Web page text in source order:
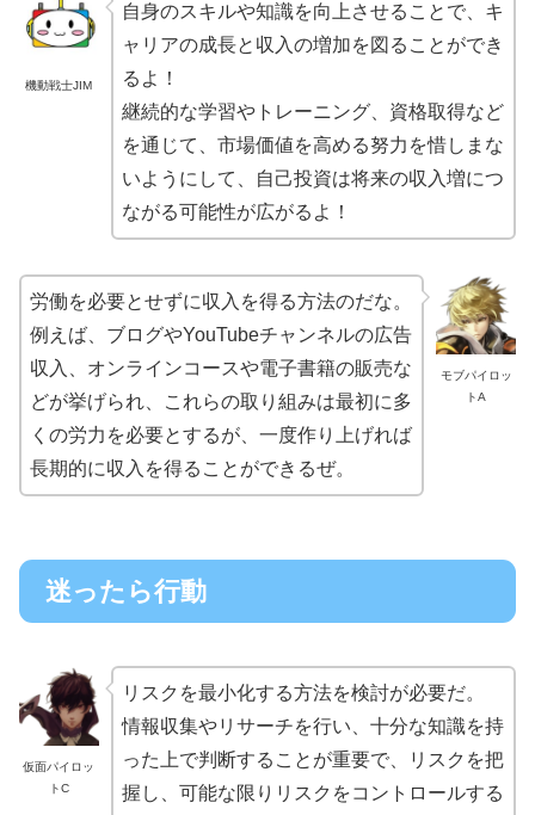
機動戦士JIM
自身のスキルや知識を向上させることで、キ
ャリアの成長と収入の増加を図ることができ
るよ！
継続的な学習やトレーニング、資格取得など
を通じて、市場価値を高める努力を惜しまな
いようにして、自己投資は将来の収入増につ
ながる可能性が広がるよ！
モブパイロッ
トA
労働を必要とせずに収入を得る方法のだな。
例えば、ブログやYouTubeチャンネルの広告
収入、オンラインコースや電子書籍の販売な
どが挙げられ、これらの取り組みは最初に多
くの労力を必要とするが、一度作り上げれば
長期的に収入を得ることができるぜ。
迷ったら行動
仮面パイロッ
トC
リスクを最小化する方法を検討が必要だ。
情報収集やリサーチを行い、十分な知識を持
った上で判断することが重要で、リスクを把
握し、可能な限りリスクをコントロールする